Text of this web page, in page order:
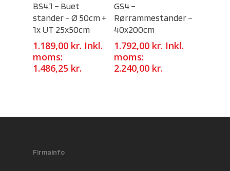
BS4.1 – Buet
stander – Ø 50cm +
1x UT 25x50cm
1.189,00 kr. Inkl.
moms:
1.486,25 kr.
GS4 –
Rørrammestander –
40x200cm
1.792,00 kr. Inkl.
moms:
2.240,00 kr.
Firmainfo